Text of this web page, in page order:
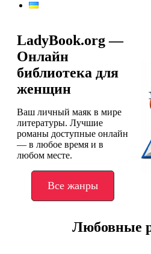
LadyBook.org —
Онлайн
библиотека для
женщин
Ваш личный маяк в мире
литературы. Лучшие
романы доступные онлайн
— в любое время и в
любом месте.
Все жанры
Любовные